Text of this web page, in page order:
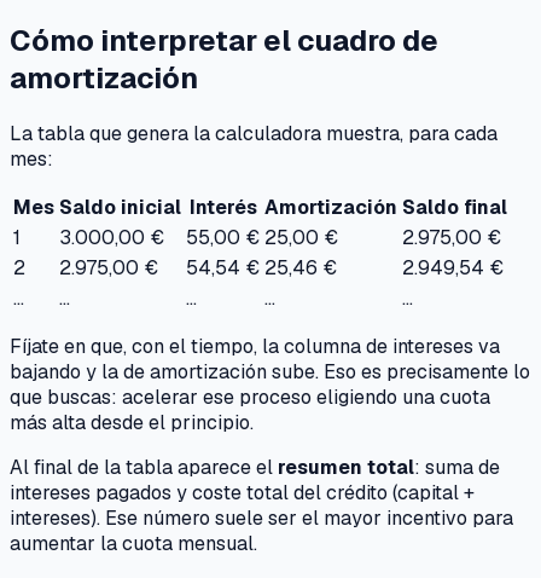
Cómo interpretar el cuadro de
amortización
La tabla que genera la calculadora muestra, para cada
mes:
Mes Saldo inicial Interés Amortización Saldo final
1
3.000,00 € 55,00 € 25,00 €
2.975,00 €
2
2.975,00 € 54,54 € 25,46 €
2.949,54 €
…
… … …
…
Fíjate en que, con el tiempo, la columna de intereses va
bajando y la de amortización sube. Eso es precisamente lo
que buscas: acelerar ese proceso eligiendo una cuota
más alta desde el principio.
Al final de la tabla aparece el resumen total: suma de
intereses pagados y coste total del crédito (capital +
intereses). Ese número suele ser el mayor incentivo para
aumentar la cuota mensual.